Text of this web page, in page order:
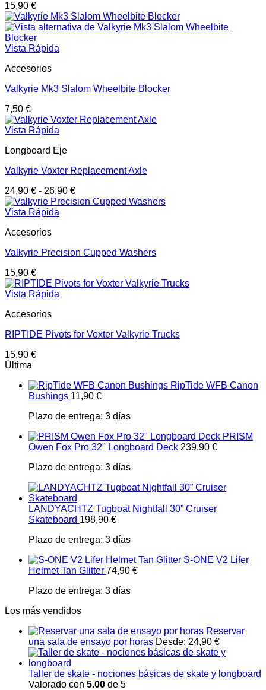
15,90 €
Vista Rápida
Accesorios
Valkyrie Mk3 Slalom Wheelbite Blocker
7,50 €
Vista Rápida
Longboard Eje
Valkyrie Voxter Replacement Axle
24,90 € - 26,90 €
Vista Rápida
Accesorios
Valkyrie Precision Cupped Washers
15,90 €
Vista Rápida
Accesorios
RIPTIDE Pivots for Voxter Valkyrie Trucks
15,90 €
Última
RipTide WFB Canon
Bushings 11,90 €
Plazo de entrega: 3 días
PRISM
Owen Fox Pro 32" Longboard Deck 239,90 €
Plazo de entrega: 3 días
LANDYACHTZ Tugboat Nightfall 30” Cruiser
Skateboard 198,90 €
Plazo de entrega: 3 días
S-ONE V2 Lifer
Helmet Tan Glitter 74,90 €
Plazo de entrega: 3 días
Los más vendidos
Reservar
una sala de ensayo por horas Desde: 24,90 €
Taller de skate - nociones básicas de skate y longboard
Valorado con 5.00 de 5